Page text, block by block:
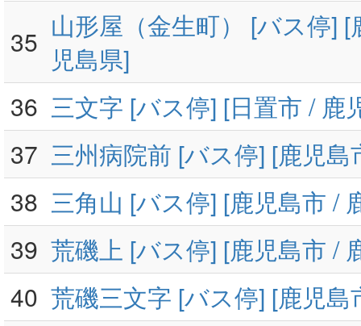
35 山形屋（金生町） [バス停] [
児島県]
36 三文字 [バス停] [日置市 / 鹿
37 三州病院前 [バス停] [鹿児島
38 三角山 [バス停] [鹿児島市 /
39 荒磯上 [バス停] [鹿児島市 /
40 荒磯三文字 [バス停] [鹿児島